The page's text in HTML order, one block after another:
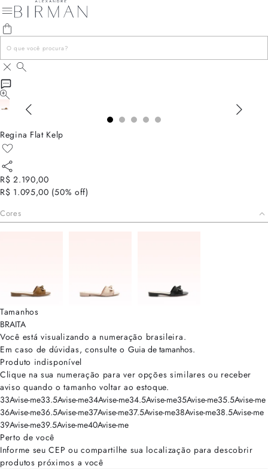
Regina Flat Kelp
R$ 2.190,00
R$ 1.095,00 (50% off)
Cores
Tamanhos
BRAITA
Você está visualizando a numeração brasileira.
Em caso de dúvidas, consulte o Guia de tamanhos.
Produto indisponível
Clique na sua numeração para ver opções similares ou receber
aviso quando o tamanho voltar ao estoque.
33Avise-me33.5Avise-me34Avise-me34.5Avise-me35Avise-me35.5Avise-me
36Avise-me36.5Avise-me37Avise-me37.5Avise-me38Avise-me38.5Avise-me
39Avise-me39.5Avise-me40Avise-me
Perto de você
Informe seu CEP ou compartilhe sua localização para descobrir
produtos próximos a você